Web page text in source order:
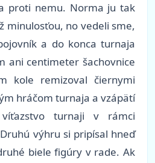
proti nemu. Norma ju tak
minulosťou, no vedeli sme,
a do konca turnaja
ani centimeter šachovnice
kole remizoval čiernymi
hráčom turnaja a vzápätí
turnaji v rámci
výhru si pripísal hneď
biele figúry v rade. Ak